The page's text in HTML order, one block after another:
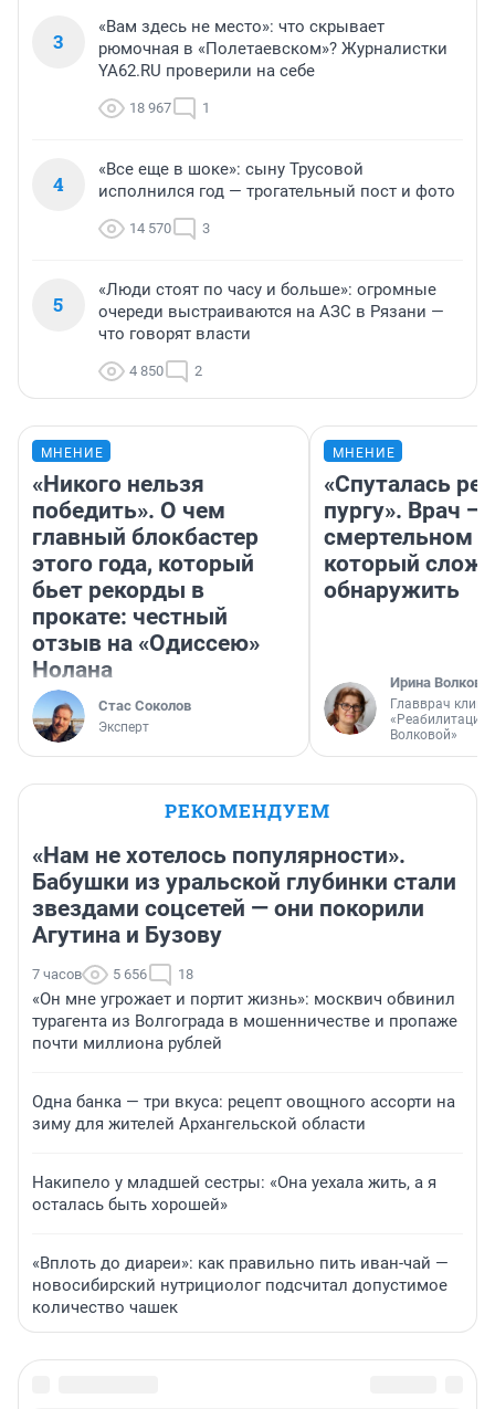
3
«Вам здесь не место»: что скрывает
рюмочная в «Полетаевском»? Журналистки
YA62.RU проверили на себе
18 967 1
4
«Все еще в шоке»: сыну Трусовой
исполнился год — трогательный пост и фото
14 570 3
5
«Люди стоят по часу и больше»: огромные
очереди выстраиваются на АЗС в Рязани —
что говорят власти
4 850 2
МНЕНИЕ
«Никого нельзя
победить». О чем
главный блокбастер
этого года, который
бьет рекорды в
прокате: честный
отзыв на «Одиссею»
Нолана
Стас Соколов
Эксперт
МНЕНИЕ
«Спуталась
пургу». Врач —
смертельном
который
обнаружить
Ирина Волкова
Главврач
«Реабилитация
Волковой»
РЕКОМЕНДУЕМ
«Нам не хотелось популярности».
Бабушки из уральской глубинки стали
звездами соцсетей — они покорили
Агутина и Бузову
7 часов 5 656 18
«Он мне угрожает и портит жизнь»: москвич обвинил
турагента из Волгограда в мошенничестве и пропаже
почти миллиона рублей
Одна банка — три вкуса: рецепт овощного ассорти на
зиму для жителей Архангельской области
Накипело у младшей сестры: «Она уехала жить, а я
осталась быть хорошей»
«Вплоть до диареи»: как правильно пить иван-чай —
новосибирский нутрициолог подсчитал допустимое
количество чашек